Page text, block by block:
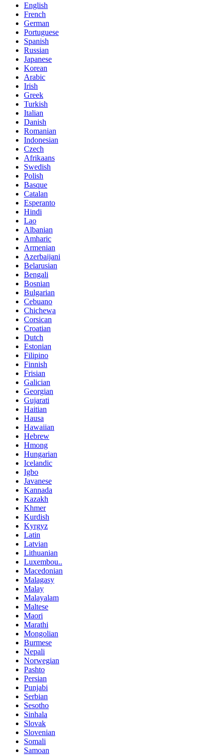
English
French
German
Portuguese
Spanish
Russian
Japanese
Korean
Arabic
Irish
Greek
Turkish
Italian
Danish
Romanian
Indonesian
Czech
Afrikaans
Swedish
Polish
Basque
Catalan
Esperanto
Hindi
Lao
Albanian
Amharic
Armenian
Azerbaijani
Belarusian
Bengali
Bosnian
Bulgarian
Cebuano
Chichewa
Corsican
Croatian
Dutch
Estonian
Filipino
Finnish
Frisian
Galician
Georgian
Gujarati
Haitian
Hausa
Hawaiian
Hebrew
Hmong
Hungarian
Icelandic
Igbo
Javanese
Kannada
Kazakh
Khmer
Kurdish
Kyrgyz
Latin
Latvian
Lithuanian
Luxembou..
Macedonian
Malagasy
Malay
Malayalam
Maltese
Maori
Marathi
Mongolian
Burmese
Nepali
Norwegian
Pashto
Persian
Punjabi
Serbian
Sesotho
Sinhala
Slovak
Slovenian
Somali
Samoan